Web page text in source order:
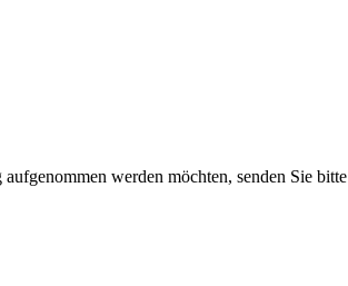
werden möchten, senden Sie